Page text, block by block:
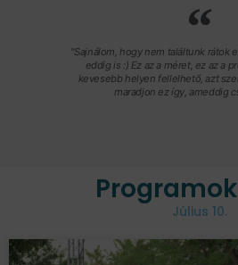
"Sajnálom, hogy nem találtunk rátok
eddig is :) Ez az a méret, ez az a
kevesebb helyen fellelhető, azt
maradjon ez így, ameddig
Július 10.